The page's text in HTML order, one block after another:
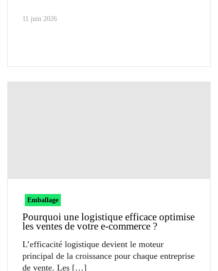
11 juin 2026
Emballage
Pourquoi une logistique efficace optimise
les ventes de votre e-commerce ?
L’efficacité logistique devient le moteur
principal de la croissance pour chaque entreprise
de vente. Les